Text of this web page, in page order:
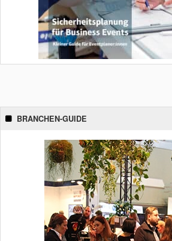
BRANCHEN-GUIDE